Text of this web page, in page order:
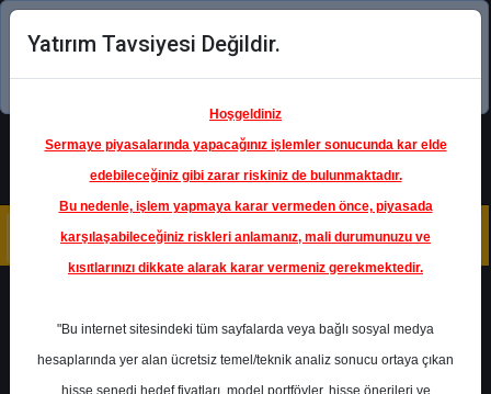
Şimdi uygulamayı indirin!
Ana Sayfa Raporlar
Ak Yatırım
Yatırım Tavsiyesi Değildir.
Hoşgeldiniz
Sermaye piyasalarında yapacağınız işlemler sonucunda kar elde
edebileceğiniz gibi zarar riskiniz de bulunmaktadır.
Bu nedenle, işlem yapmaya karar vermeden önce, piyasada
karşılaşabileceğiniz riskleri anlamanız, mali durumunuzu ve
kısıtlarınızı dikkate alarak karar vermeniz gerekmektedir.
"Bu internet sitesindeki tüm sayfalarda veya bağlı sosyal medya
hesaplarında yer alan ücretsiz temel/teknik analiz sonucu ortaya çıkan
hisse senedi hedef fiyatları, model portföyler, hisse önerileri ve